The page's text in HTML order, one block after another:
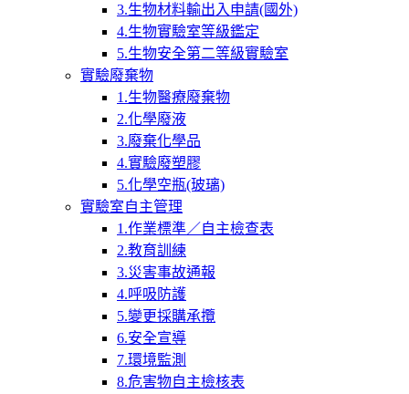
3.生物材料輸出入申請(國外)
4.生物實驗室等級鑑定
5.生物安全第二等級實驗室
實驗廢棄物
1.生物醫療廢棄物
2.化學廢液
3.廢棄化學品
4.實驗廢塑膠
5.化學空瓶(玻璃)
實驗室自主管理
1.作業標準／自主檢查表
2.教育訓練
3.災害事故通報
4.呼吸防護
5.變更採購承攬
6.安全宣導
7.環境監測
8.危害物自主檢核表